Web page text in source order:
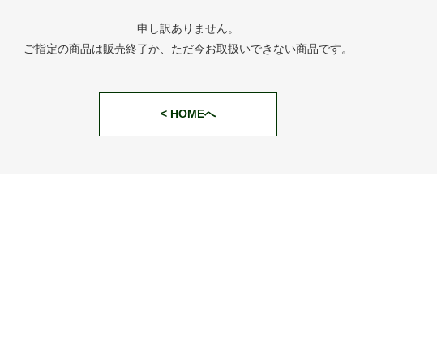
申し訳ありません。
ご指定の商品は販売終了か、ただ今お取扱いできない商品です。
< HOMEへ